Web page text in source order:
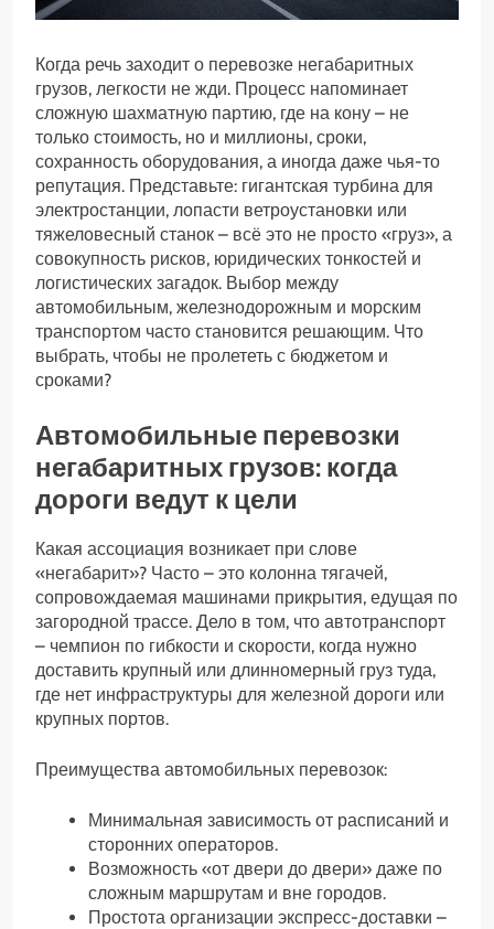
Когда речь заходит о перевозке негабаритных
грузов, легкости не жди. Процесс напоминает
сложную шахматную партию, где на кону – не
только стоимость, но и миллионы, сроки,
сохранность оборудования, а иногда даже чья-то
репутация. Представьте: гигантская турбина для
электростанции, лопасти ветроустановки или
тяжеловесный станок – всё это не просто «груз», а
совокупность рисков, юридических тонкостей и
логистических загадок. Выбор между
автомобильным, железнодорожным и морским
транспортом часто становится решающим. Что
выбрать, чтобы не пролететь с бюджетом и
сроками?
Автомобильные перевозки
негабаритных грузов: когда
дороги ведут к цели
Какая ассоциация возникает при слове
«негабарит»? Часто – это колонна тягачей,
сопровождаемая машинами прикрытия, едущая по
загородной трассе. Дело в том, что автотранспорт
– чемпион по гибкости и скорости, когда нужно
доставить крупный или длинномерный груз туда,
где нет инфраструктуры для железной дороги или
крупных портов.
Преимущества автомобильных перевозок:
Минимальная зависимость от расписаний и
сторонних операторов.
Возможность «от двери до двери» даже по
сложным маршрутам и вне городов.
Простота организации экспресс-доставки –